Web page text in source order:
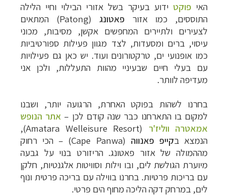
האי פוקט ידוע בעיקר בשל אזורי הבילוי וחיי הלילה
התוססים, כמו אזור פאטונג (
Patong) המתאים
לצעירים ולתיירים המחפשים אקשן, מסיבות, מכוני
עיסוי, ברים ומסעדות, לצד מגוון פעילות ספורטיביות
כמו אופנועי ים, טרקטורונים ועוד. יש כאן גם פעילויות
עם בעלי חיים שבעיניי מהוות התעללות, ולכן אני
מעדיפה לוותר.
בחרנו לשהות בפוקט האחרת, הרגועה יותר, ושבנו
למקום בו התארחנו כבר שנה קודם לכן – אתר הנופש
אמאטרה ווליז'ר (
Amatara Welleisure Resort
),
הנמצא בקייפ פאנווה (
Cape Panwa) – הכי רחוק
מההמולה של אזור פאטונג. הריזורט בנוי על גבעה
מיוערת הגולשת לים, ובו וילות וסוויטות אלגנטיות, חלקן
עם בריכות פרטיות. בחרנו בווילה עם בריכה פרטית ונוף
לים, במרחק דקה הליכה מחוף הים פרטי.